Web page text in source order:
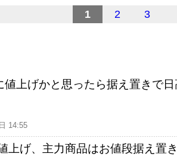
1 2 3
値上げかと思ったら据え置きで
14:55
上げ、主力商品はお値段据え置